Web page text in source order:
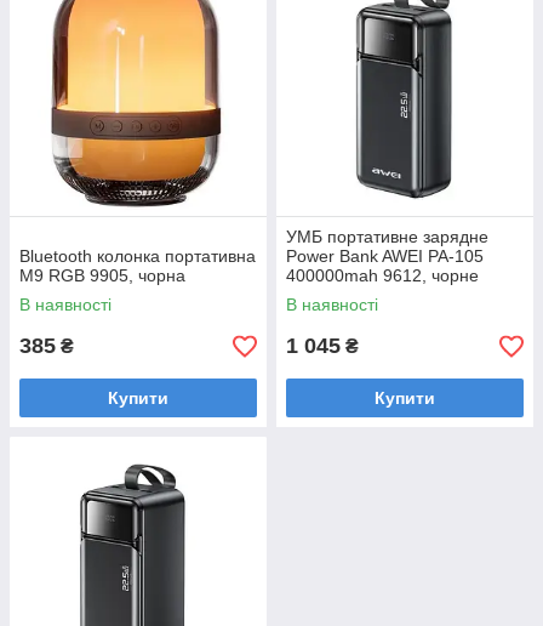
Bluetooth колонка портативна
M9 RGB 9905, чорна
В наявності
385 ₴
Купити
УМБ портативне зарядне
Power Bank AWEI PA-105
400000mah 9612, чорне
В наявності
1 045 ₴
Купити